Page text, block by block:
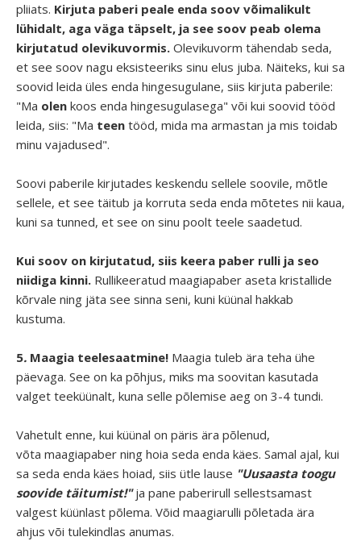
pliiats. Kirjuta paberi peale enda soov võimalikult
lühidalt, aga väga täpselt, ja see soov peab olema
kirjutatud olevikuvormis. Olevikuvorm tähendab seda,
et see soov nagu eksisteeriks sinu elus juba. Näiteks, kui sa
soovid leida üles enda hingesugulane, siis kirjuta paberile:
"Ma olen koos enda hingesugulasega" või kui soovid tööd
leida, siis: "Ma teen tööd, mida ma armastan ja mis toidab
minu vajadused".
Soovi paberile kirjutades keskendu sellele soovile, mõtle
sellele, et see täitub ja korruta seda enda mõtetes nii kaua,
kuni sa tunned, et see on sinu poolt teele saadetud.
Kui soov on kirjutatud, siis keera paber rulli ja seo
niidiga kinni. Rullikeeratud maagiapaber aseta kristallide
kõrvale ning jäta see sinna seni, kuni küünal hakkab
kustuma.
5. Maagia teelesaatmine! Maagia tuleb ära teha ühe
päevaga. See on ka põhjus, miks ma soovitan kasutada
valget teeküünalt, kuna selle põlemise aeg on 3-4 tundi.
Vahetult enne, kui küünal on päris ära põlenud,
võta maagiapaber ning hoia seda enda käes. Samal ajal, kui
sa seda enda käes hoiad, siis ütle lause "Uusaasta toogu
soovide täitumist!" ja pane paberirull sellestsamast
valgest küünlast põlema. Võid maagiarulli põletada ära
ahjus või tulekindlas anumas.